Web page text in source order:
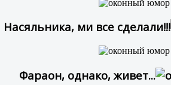
Насяльника, ми все сделали!!!
Фараон, однако, живет...